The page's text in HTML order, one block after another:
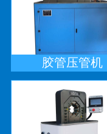
胶管压管机